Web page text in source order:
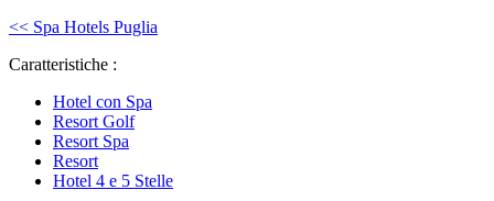
<< Spa Hotels Puglia
Caratteristiche :
Hotel con Spa
Resort Golf
Resort Spa
Resort
Hotel 4 e 5 Stelle